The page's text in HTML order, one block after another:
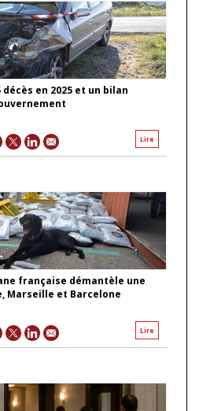
en 2025 et un bilan
Lire
française démantèle une
Marseille et Barcelone
Lire